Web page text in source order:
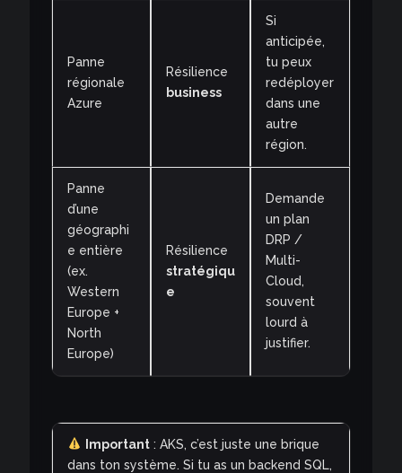
Panne
régionale
Azure
Résilience
business
Si
anticipée,
tu peux
redéployer
dans une
autre
région.
Panne
d’une
géographi
e entière
(ex.
Western
Europe +
North
Europe)
Résilience
stratégiqu
e
Demande
un plan
DRP /
Multi-
Cloud,
souvent
lourd à
justifier.
Important: AKS, c’est juste une brique
dans ton système. Si tu as un backend SQL,